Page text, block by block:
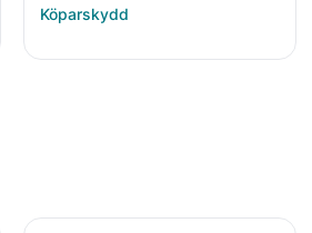
Köparskydd